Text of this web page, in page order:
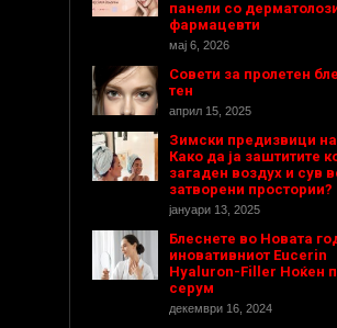
панели со
фармацевти
мај 6, 2026
Совети за пролетен
тен
април 15, 2025
Зимски предизвици
Како да ја заштитите
загаден воздух и сув
затворени простории?
јануари 13, 2025
Блеснете во Новата
иновативниот Eucerin
Hyaluron-Filler Ноќен
серум
декември 16, 2024